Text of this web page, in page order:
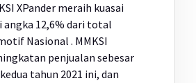
XPander meraih kuasai
angka 12,6% dari total
Nasional . MMKSI
penjualan sebesar
tahun 2021 ini, dan